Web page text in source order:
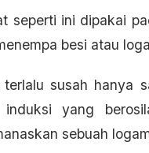
seperti ini dipakai
besi atau
susah hanya
yang
sebuah